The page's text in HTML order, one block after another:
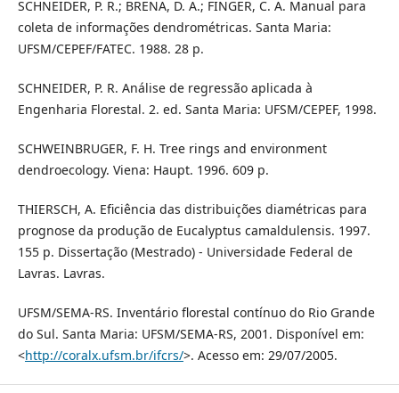
SCHNEIDER, P. R.; BRENA, D. A.; FINGER, C. A. Manual para
coleta de informações dendrométricas. Santa Maria:
UFSM/CEPEF/FATEC. 1988. 28 p.
SCHNEIDER, P. R. Análise de regressão aplicada à
Engenharia Florestal. 2. ed. Santa Maria: UFSM/CEPEF, 1998.
SCHWEINBRUGER, F. H. Tree rings and environment
dendroecology. Viena: Haupt. 1996. 609 p.
THIERSCH, A. Eficiência das distribuições diamétricas para
prognose da produção de Eucalyptus camaldulensis. 1997.
155 p. Dissertação (Mestrado) - Universidade Federal de
Lavras. Lavras.
UFSM/SEMA-RS. Inventário florestal contínuo do Rio Grande
do Sul. Santa Maria: UFSM/SEMA-RS, 2001. Disponível em:
<http://coralx.ufsm.br/ifcrs/>. Acesso em: 29/07/2005.